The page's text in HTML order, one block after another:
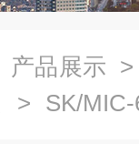
产品展示
> SK/MIC-